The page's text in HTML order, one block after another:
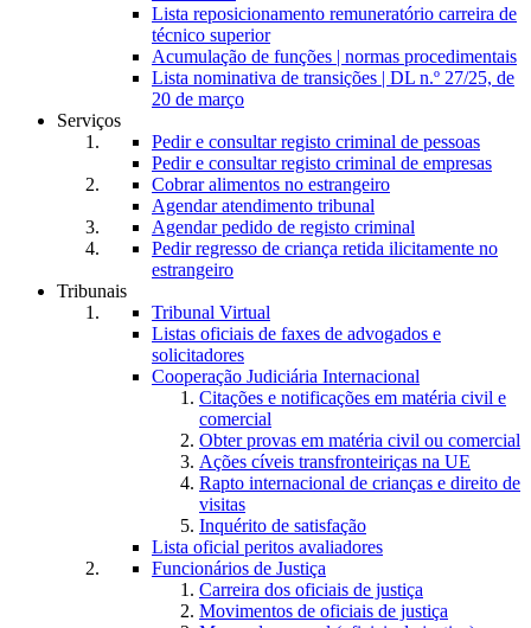
Lista reposicionamento remuneratório carreira de
técnico superior
Acumulação de funções | normas procedimentais
Lista nominativa de transições | DL n.º 27/25, de
20 de março
Serviços
Pedir e consultar registo criminal de pessoas
Pedir e consultar registo criminal de empresas
Cobrar alimentos no estrangeiro
Agendar atendimento tribunal
Agendar pedido de registo criminal
Pedir regresso de criança retida ilicitamente no
estrangeiro
Tribunais
Tribunal Virtual
Listas oficiais de faxes de advogados e
solicitadores
Cooperação Judiciária Internacional
Citações e notificações em matéria civil e
comercial
Obter provas em matéria civil ou comercial
Ações cíveis transfronteiriças na UE
Rapto internacional de crianças e direito de
visitas
Inquérito de satisfação
Lista oficial peritos avaliadores
Funcionários de Justiça
Carreira dos oficiais de justiça
Movimentos de oficiais de justiça